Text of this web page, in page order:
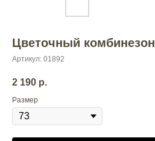
Цветочный комбинезон
Артикул: 01892
2 190 р.
Размер